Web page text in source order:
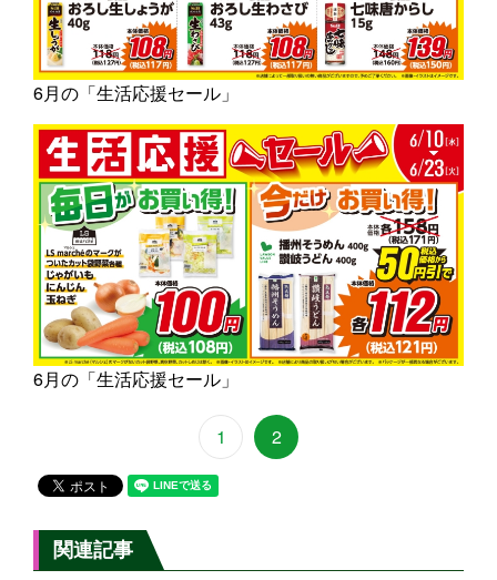
6月の「生活応援セール」
6月の「生活応援セール」
1 2
関連記事